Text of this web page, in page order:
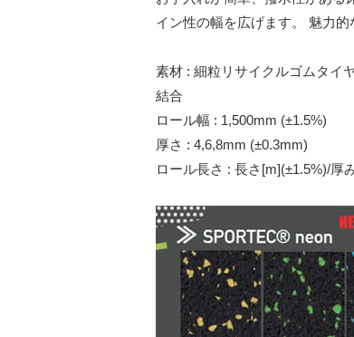
イン性の幅を広げます。 魅力
素材 : 細粒リサイクルゴムタイ
結合
ロール幅 : 1,500mm (±1.5%)
厚さ : 4,6,8mm (±0.3mm)
ロール長さ : 長さ[m](±1.5%)/厚